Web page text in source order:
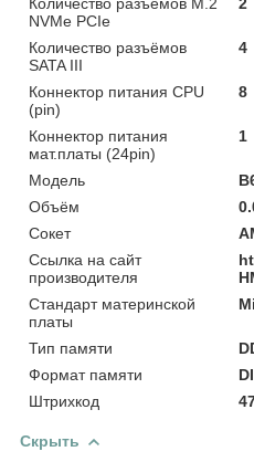
NVMe PCIe
Количество разъёмов
SATA III
4
Коннектор питания CPU
(pin)
8
Коннектор питания
мат.платы (24pin)
1
Модель
Объём
Сокет
Ссылка на сайт
производителя
Стандарт материнской
платы
Тип памяти
Формат памяти
Штрихкод
Скрыть